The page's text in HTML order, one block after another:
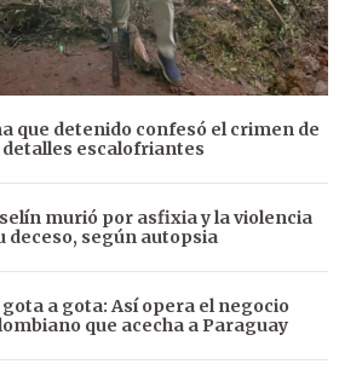
que detenido confesó el crimen de
detalles escalofriantes
murió por asfixia y la violencia
deceso, según autopsia
a gota: Así opera el negocio
que acecha a Paraguay